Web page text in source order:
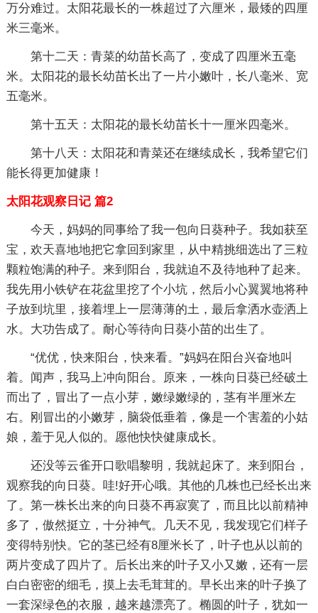
万分难过。太阳花最长的一株超过了六厘米，最矮的四厘
米三毫米。
第十二天：青菜的幼苗长高了，变成了四厘米五毫
米。太阳花的最长幼苗长出了一片小嫩叶，长八毫米、宽
五毫米。
第十五天：太阳花的最长幼苗长十一厘米四毫米。
第十八天：太阳花和青菜还在继续成长，我希望它们
能长得更加健康！
太阳花观察日记 篇2
今天，妈妈的同事给了我一包向日葵种子。我如获至
宝，欢天喜地地把它拿回到家里，从中精挑细选出了三粒
颗粒饱满的种子。来到阳台，我就迫不及待地种了起来。
我先用小铁铲在花盆里挖了个小坑，然后小心翼翼地将种
子放到坑里，接着埋上一层薄薄的土，最后拿洒水壶洒上
水。大功告成了。耐心等待向日葵小苗的出生了。
“优优，快来阳台，快来看。”妈妈在阳台兴奋地叫
着。闻声，我马上冲向阳台。原来，一株向日葵已经破土
而出了，冒出了一点小芽，嫩绿嫩绿的，茎有半厘米左
右。刚冒出的小嫩芽，脑袋低垂着，像是一个害羞的小姑
娘，羞于见人似的。愿他快快健康成长。
还没等云雀开口歌唱黎明，我就起床了。来到阳台，
观察我的向日葵。哇!好开心哦。其他的几株也已经长出来
了。第一株长出来的向日葵不再寂寞了，而且比以前精神
多了，傲然挺立，十分神气。几天不见，我发现它们样子
变得特别快。它的茎已经有8厘米长了，叶子也从以前的
两片变成了四片了。后长出来的叶子又小又嫩，还有一层
白白密密的细毛，摸上去毛茸茸的。早长出来的叶子换了
一套深绿色的衣服，越来越漂亮了。椭圆的叶子，犹如一